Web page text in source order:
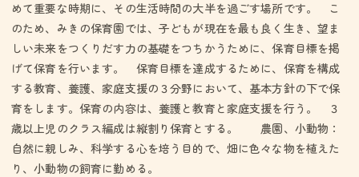
めて重要な時期に、その生活時間の大半を過ごす場所です。 こ
のため、みきの保育園では、子どもが現在を最も良く生き、望ま
しい未来をつくりだす力の基礎をつちかうために、保育目標を掲
げて保育を行います。 保育目標を達成するために、保育を構成
する教育、養護、家庭支援の３分野において、基本方針の下で保
育をします。保育の内容は、養護と教育と家庭支援を行う。 ３
歳以上児のクラス編成は縦割り保育とする。 農園、小動物：
自然に親しみ、科学する心を培う目的で、畑に色々な物を植えた
り、小動物の飼育に勤める。